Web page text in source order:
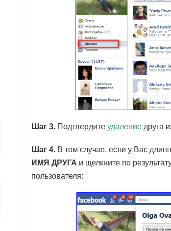
Шаг 3. Подтвердите удаление друга
Шаг 4. В том случае, если у Вас
ИМЯ ДРУГА и щелкните по
пользователя: